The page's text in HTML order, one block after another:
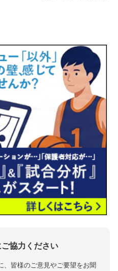
協力ください
、皆様のご意見やご要望をお聞